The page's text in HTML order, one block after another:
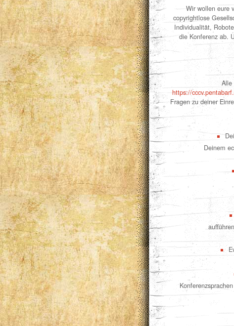
Wir wollen eure
copyrightlose
Individualität,
die Konferenz ab.
Alle
https://
Fragen zu deiner
Deinem